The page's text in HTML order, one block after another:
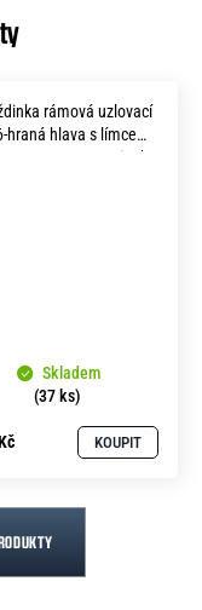
rámová uzlovací
Skladem
(37 ks)
KOUPIT